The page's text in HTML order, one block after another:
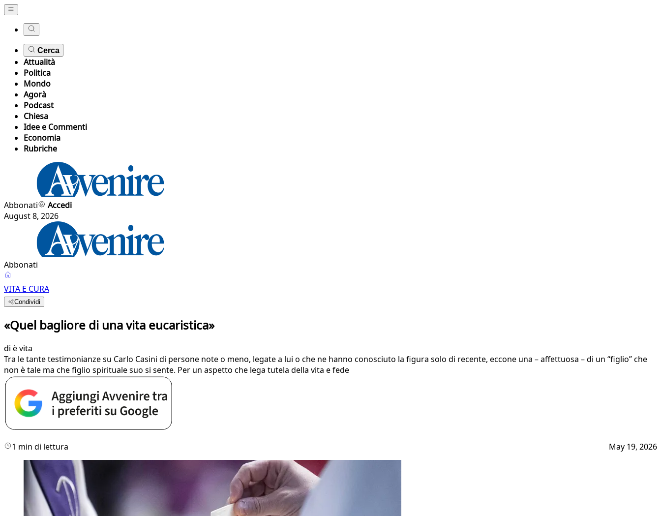
Cerca
Attualità
Politica
Mondo
Agorà
Podcast
Chiesa
Idee e Commenti
Economia
Rubriche
Abbonati
Accedi
August 8, 2026
Abbonati
VITA E CURA
Condividi
«Quel bagliore di una vita eucaristica»
di è vita
Tra le tante testimonianze su Carlo Casini di persone note o meno, legate a lui o che ne hanno conosciuto la figura solo di recente, eccone una – affettuosa – di un “figlio” che
non è tale ma che figlio spirituale suo si sente. Per un aspetto che lega tutela della vita e fede
1 min di lettura May 19, 2026